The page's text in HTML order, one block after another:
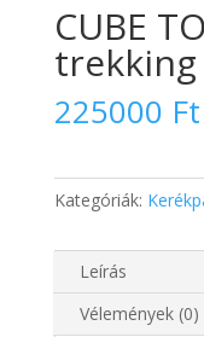
CUBE
225000 Ft
Kategóriák:
Leírás
Vélemények (0)